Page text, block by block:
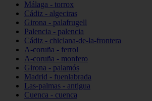
Málaga - torrox
Cádiz - algeciras
Girona - palafrugell
Palencia - palencia
Cádiz - chiclana-de-la-frontera
A-coruña - ferrol
A-coruña - monfero
Girona - palamós
Madrid - fuenlabrada
Las-palmas - antigua
Cuenca - cuenca